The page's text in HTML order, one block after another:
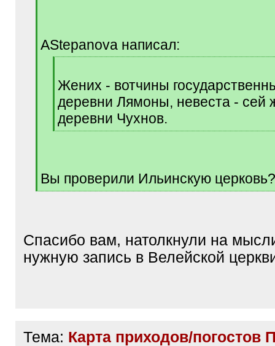
AStepanova написал:
]Жених - вотчины
деревни Лямоны, невеста - сей
деревни Чухнов.
[
Вы проверили Ильинскую
[
Спасибо вам, натолкнули на
нужную запись в Велейской
Тема: Карта приходов/погостов